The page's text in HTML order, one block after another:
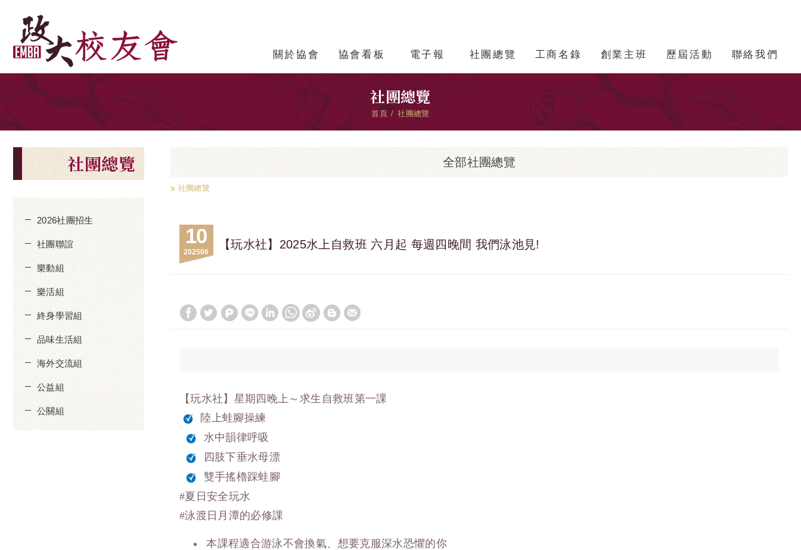
關於協會 協會看板 電子報 社團總覽 工商名錄 創業主班 歷屆活動 聯絡我們
社團總覽
首頁 社團總覽
社團總覽
2026社團招生
社團聯誼
樂動組
樂活組
終身學習組
品味生活組
海外交流組
公益組
公關組
全部社團總覽
社團總覽
10
06
2025
【玩水社】2025水上自救班 六月起 每週四晚間 我們泳池見!
【玩水社】星期四晚上～求生自救班第一課
陸上蛙腳操練
水中韻律呼吸
四肢下垂水母漂
雙手搖櫓踩蛙腳
#夏日安全玩水
#泳渡日月潭的必修課
本課程適合游泳不會換氣、想要克服深水恐懼的你